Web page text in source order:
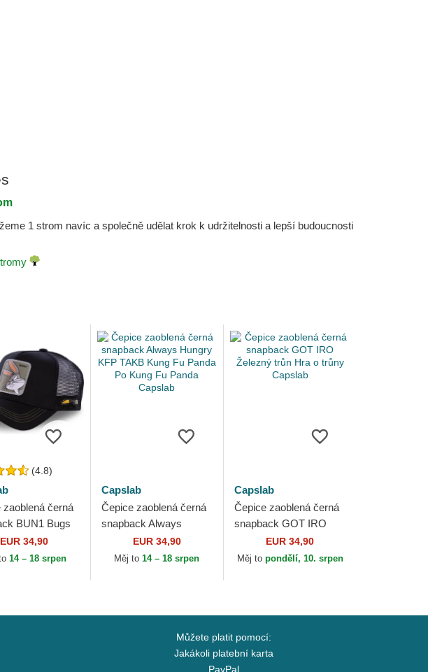
1 strom navíc a společně udělat krok k udržitelnosti a lepší budoucnosti
(4.8)
zaoblená černá
BUN1 Bugs
Tunes
EUR 34,90
14 – 18 srpen
Capslab
Čepice zaoblená černá
snapback Always
Hungry KFP TAKB
Kung Fu Panda Po
EUR 34,90
Měj to14 – 18 srpen
Capslab
Čepice zaoblená černá
snapback GOT IRO
Železný trůn Hra o trůny
Capslab
EUR 34,90
Měj to pondělí, 10. srpen
Můžete platit pomocí:
Jakákoli platební karta
PayPal